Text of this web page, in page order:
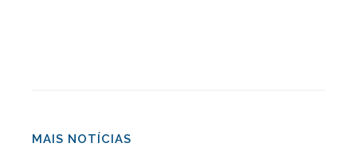
MAIS NOTÍCIAS